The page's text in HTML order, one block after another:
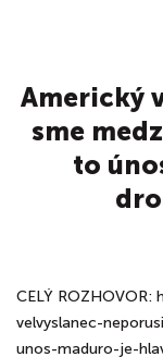
Americký
sme
to
CELÝ
velvyslanec-
unos-maduro-je-